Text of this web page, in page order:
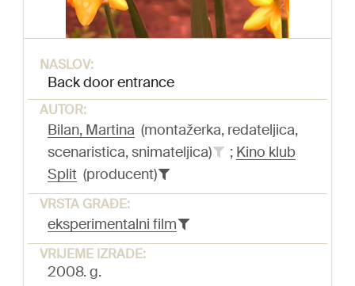
NASLOV:
Back door entrance
AUTOR:
Bilan, Martina (montažerka, redateljica,
scenaristica, snimateljica)
; Kino klub
Split (producent)
VRSTA GRAĐE:
eksperimentalni film
VRIJEME IZRADE:
2008. g.